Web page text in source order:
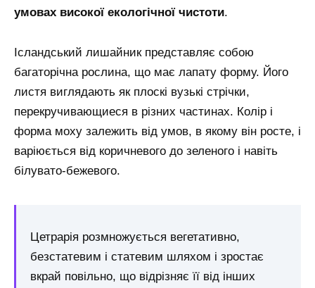
умовах високої екологічної чистоти.
Ісландський лишайник представляє собою
багаторічна рослина, що має лапату форму. Його
листя виглядають як плоскі вузькі стрічки,
перекручивающиеся в різних частинах. Колір і
форма моху залежить від умов, в якому він росте, і
варіюється від коричневого до зеленого і навіть
білувато-бежевого.
Цетрарія розмножується вегетативно,
безстатевим і статевим шляхом і зростає
вкрай повільно, що відрізняє її від інших